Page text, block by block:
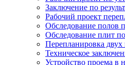
Заключение по
Рабочий проект
Обследование полов
Обследование плит
Перепланировка
Техническое
Устройство проема в